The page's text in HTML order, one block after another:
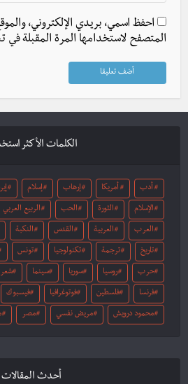
احفظ اسمي، بريدي الإلكتروني،
المتصفح لاستخدامها المرة المقبلة في
الكلمات الأكثر
أدب أمريكا إرهاب إسلام
الإسلام الثورة الحب الربيع العربي
العرب العربية القدس النكبة
تاريخ ترجمة تكنولوجيا تونس
حرب روسيا سوريا سينما شعر
فرنسا فلسطين فوتوغرافيا فيسبوك
محمود درويش مريض نفسي مصر
أحدث المقالات